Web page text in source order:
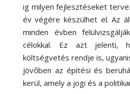
ig milyen fejlesztéseket
év végére készülhet el. Az
minden évben
célokkal. Ez azt jelenti,
költségvetés rendje is,
jövőben az építési és
kerül, amely a jogi és a